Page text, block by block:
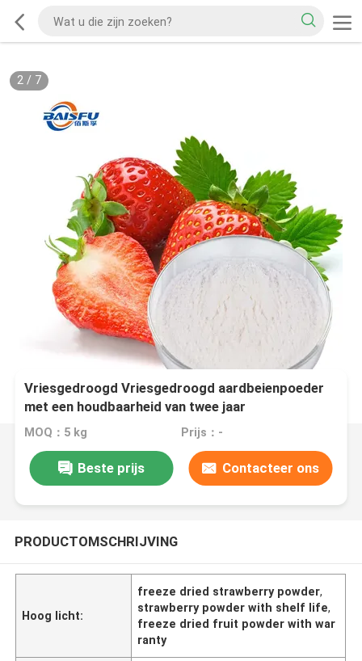
2/ 7
Vriesgedroogd Vriesgedroogd aardbeienpoeder
met een houdbaarheid van twee jaar
MOQ：5 kg Prijs：-
Beste prijs Contacteer ons
PRODUCTOMSCHRIJVING
Hoog licht:
freeze dried strawberry powder,
strawberry powder with shelf life,
freeze dried fruit powder with war
ranty